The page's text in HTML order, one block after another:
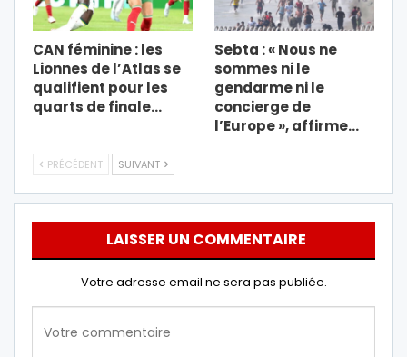
CAN féminine : les
Lionnes de l’Atlas se
qualifient pour les
quarts de finale…
Sebta : « Nous ne
sommes ni le
gendarme ni le
concierge de
l’Europe », affirme…
PRÉCÉDENT SUIVANT
LAISSER UN COMMENTAIRE
Votre adresse email ne sera pas publiée.